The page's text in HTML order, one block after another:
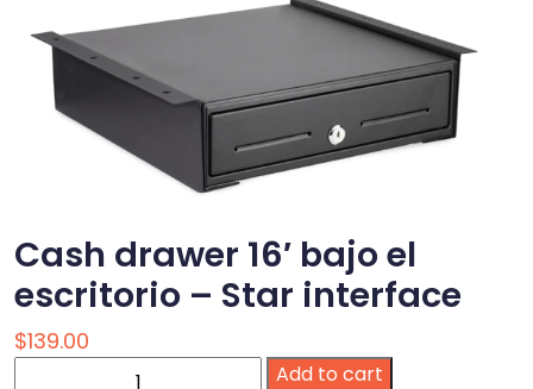
Cash drawer 16′ bajo el
escritorio – Star interface
$139.00
Add to cart